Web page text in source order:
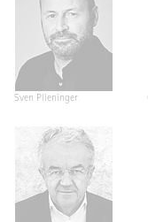
Sven Plieninger